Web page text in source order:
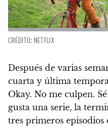
CRÉDITO: NETFLIX
Después de varias
cuarta y última
Okay. No me culpen.
gusta una serie, la
tres primeros episodios